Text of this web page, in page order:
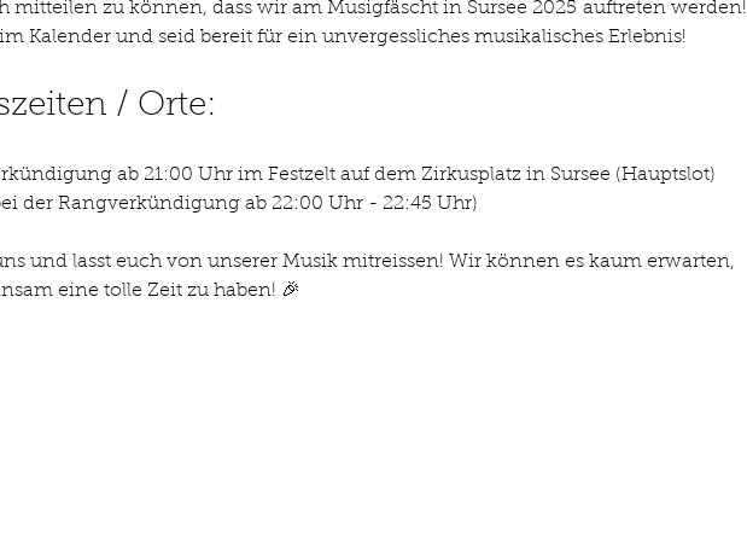
mitteilen zu können, dass wir am Musigfäscht in Sursee 2025 auftreten werden!
Kalender und seid bereit für ein unvergessliches musikalisches Erlebnis!
/ Orte:
ab 21:00 Uhr im Festzelt auf dem Zirkusplatz in Sursee (Hauptslot)
der Rangverkündigung ab 22:00 Uhr - 22:45 Uhr)
und lasst euch von unserer Musik mitreissen! Wir können es kaum erwarten,
eine tolle Zeit zu haben! 🎉